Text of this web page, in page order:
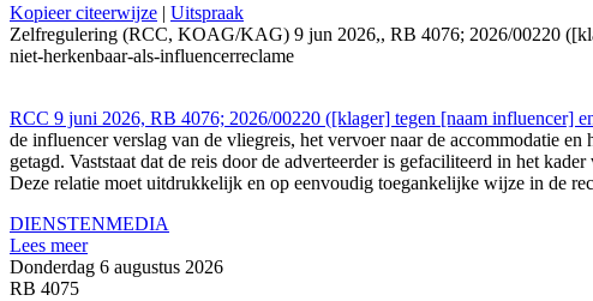
Kopieer citeerwijze | Uitspraak
Zelfregulering (RCC, KOAG/KAG) 9 jun 2026,, RB 4076; 2026/00220
niet-herkenbaar-als-influencerreclame
RCC 9 juni 2026, RB 4076; 2026/00220 ([klager] tegen [naam influencer]
de influencer verslag van de vliegreis, het vervoer naar de accommodatie
getagd. Vaststaat dat de reis door de adverteerder is gefaciliteerd in het
Deze relatie moet uitdrukkelijk en op eenvoudig toegankelijke wijze in de
DIENSTENMEDIA
Lees meer
Donderdag 6 augustus 2026
RB 4075